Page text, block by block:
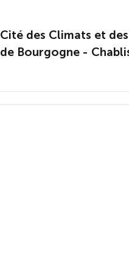
Cité des Climats et
de Bourgogne -